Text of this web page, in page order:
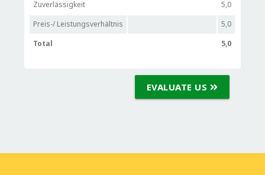
Zuverlässigkeit
5,0
Preis-/ Leistungsverhältnis
5,0
Total
5,0
EVALUATE US